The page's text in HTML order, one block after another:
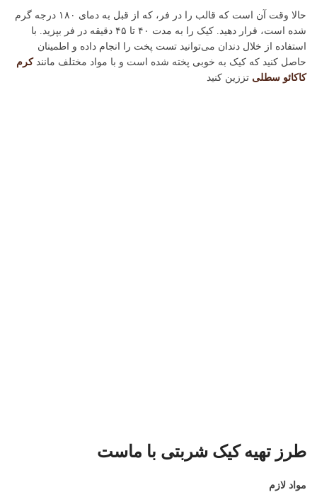
حالا وقت آن است که قالب را در فر، که از قبل به دمای ۱۸۰ درجه گرم
شده است، قرار دهید. کیک را به مدت ۴۰ تا ۴۵ دقیقه در فر بپزید. با
استفاده از خلال دندان می‌توانید تست پخت را انجام داده و اطمینان
حاصل کنید که کیک به خوبی پخته شده است و با مواد مختلف مانندکرم
کاکائو سطلی تززین کنید
طرز تهیه کیک شربتی با ماست
مواد لازم